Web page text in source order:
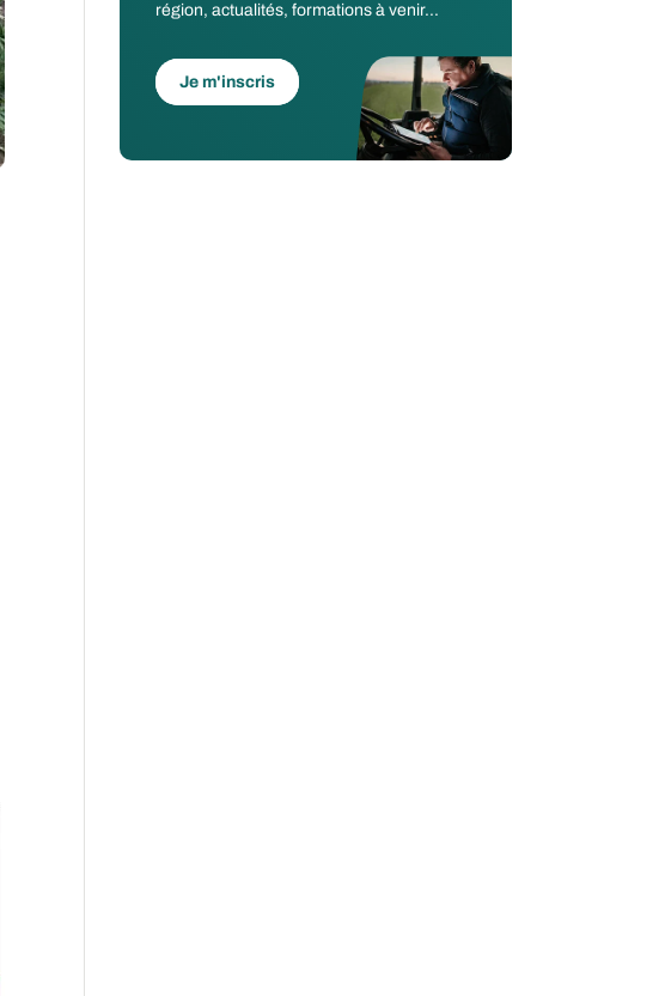
région, actualités, formations à venir...
Je m'inscris